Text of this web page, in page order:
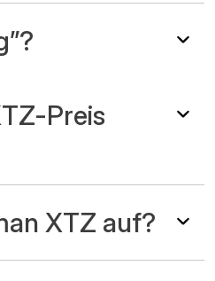
Preis
XTZ auf?